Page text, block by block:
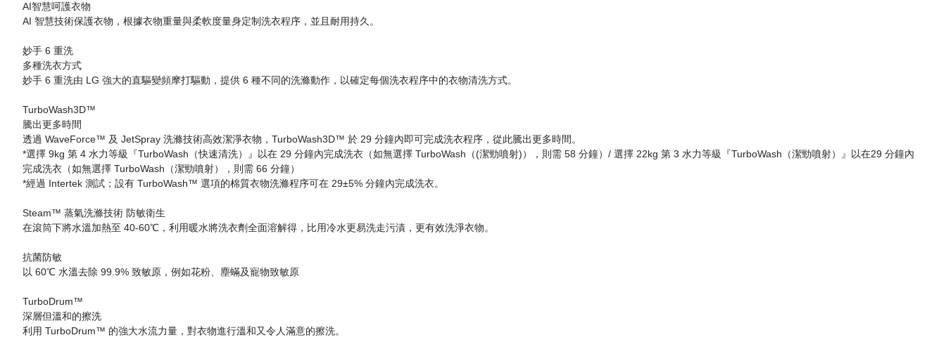
AI智慧呵護衣物
AI 智慧技術保護衣物，根據衣物重量與柔軟度量身定制洗衣程序，並且耐用持久。
妙手 6 重洗
多種洗衣方式
妙手 6 重洗由 LG 強大的直驅變頻摩打驅動，提供 6 種不同的洗滌動作，以確定每個洗衣程序中的衣物清洗方式。
TurboWash3D™
騰出更多時間
透過 WaveForce™ 及 JetSpray 洗滌技術高效潔淨衣物，TurboWash3D™ 於 29 分鐘內即可完成洗衣程序，從此騰出更多時間。
*選擇 9kg 第 4 水力等級『TurboWash（快速清洗）』以在 29 分鐘內完成洗衣（如無選擇 TurboWash（(潔勁噴射)），則需 58 分鐘）/ 選擇 22kg 第 3 水力等級『TurboWash（潔勁噴射）』以在29 分鐘內
完成洗衣（如無選擇 TurboWash（潔勁噴射），則需 66 分鐘）
*經過 Intertek 測試；設有 TurboWash™ 選項的棉質衣物洗滌程序可在 29±5% 分鐘內完成洗衣。
Steam™ 蒸氣洗滌技術 防敏衛生
在滾筒下將水溫加熱至 40-60℃，利用暖水將洗衣劑全面溶解得，比用冷水更易洗走污漬，更有效洗淨衣物。
抗菌防敏
以 60℃ 水溫去除 99.9% 致敏原，例如花粉、塵蟎及寵物致敏原
TurboDrum™
深層但溫和的擦洗
利用 TurboDrum™ 的強大水流力量，對衣物進行溫和又令人滿意的擦洗。